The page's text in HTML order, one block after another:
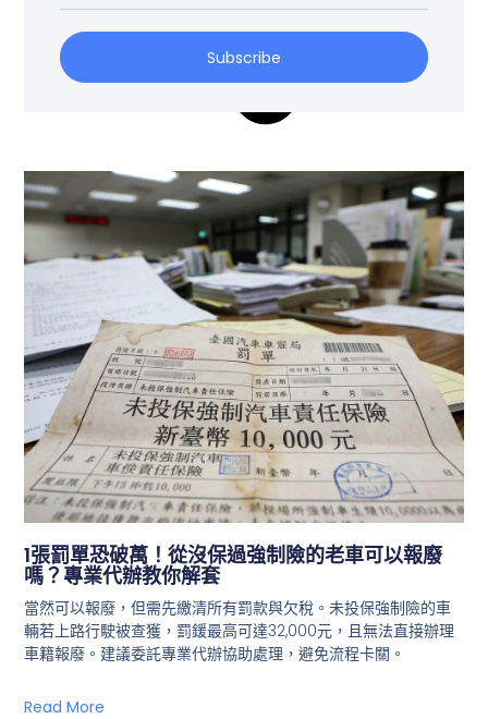
Subscribe
1張罰單恐破萬！從沒保過強制險的老車可以報廢
嗎？專業代辦教你解套
當然可以報廢，但需先繳清所有罰款與欠稅。未投保強制險的車
輛若上路行駛被查獲，罰鍰最高可達32,000元，且無法直接辦理
車籍報廢。建議委託專業代辦協助處理，避免流程卡關。
Read More